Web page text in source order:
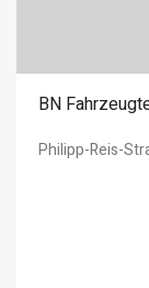
BN
Philipp-Reis-